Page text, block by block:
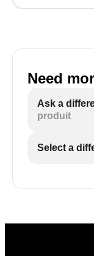
Need
Ask a
produit
Select a